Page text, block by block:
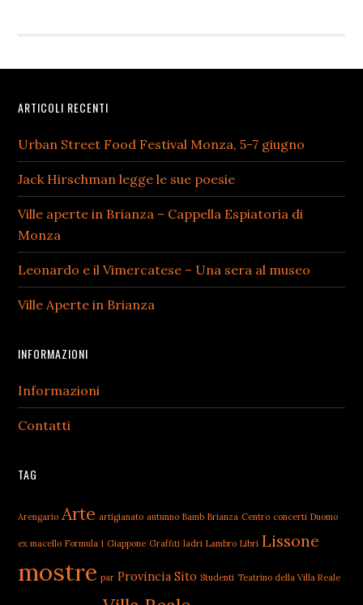
Footer
ARTICOLI RECENTI
Urban Street Food Festival Monza, 5-7 giugno
Jack Hirschman legge le sue poesie
Ville aperte in Brianza – Cappella Espiatoria di
Monza
Leonardo e il Vimercatese – Una sera al museo
Ville Aperte in Brianza
INFORMAZIONI
Informazioni
Contatti
TAG
Arengario Arte artigianato autunno Bamb Brianza Centro concerti Duomo
ex macello Formula 1 Giappone Graffiti ladri Lambro Libri Lissone
mostre par Provincia Sito Studenti Teatrino della Villa Reale